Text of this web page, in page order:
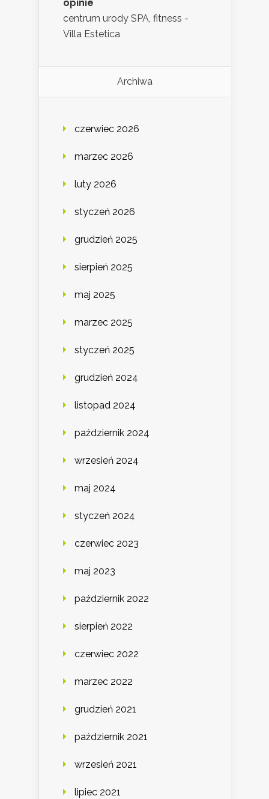
opinie
centrum urody SPA, fitness -
Villa Estetica
Archiwa
czerwiec 2026
marzec 2026
luty 2026
styczeń 2026
grudzień 2025
sierpień 2025
maj 2025
marzec 2025
styczeń 2025
grudzień 2024
listopad 2024
październik 2024
wrzesień 2024
maj 2024
styczeń 2024
czerwiec 2023
maj 2023
październik 2022
sierpień 2022
czerwiec 2022
marzec 2022
grudzień 2021
październik 2021
wrzesień 2021
lipiec 2021